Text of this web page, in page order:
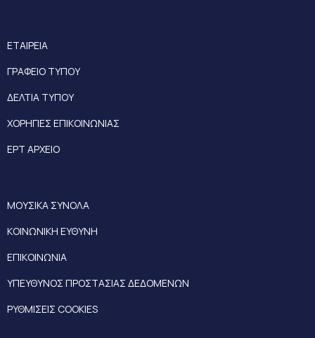
ΕΤΑΙΡΕΙΑ
ΓΡΑΦΕΙΟ ΤΥΠΟΥ
ΔΕΛΤΙΑ ΤΥΠΟΥ
ΧΟΡΗΓΙΕΣ ΕΠΙΚΟΙΝΩΝΙΑΣ
ΕΡΤ ΑΡΧΕΙΟ
ΜΟΥΣΙΚΑ ΣΥΝΟΛΑ
ΚΟΙΝΩΝΙΚΗ ΕΥΘΥΝΗ
ΕΠΙΚΟΙΝΩΝΙΑ
ΥΠΕΥΘΥΝΟΣ ΠΡΟΣΤΑΣΙΑΣ ΔΕΔΟΜΕΝΩΝ
ΡΥΘΜΙΣΕΙΣ COOKIES